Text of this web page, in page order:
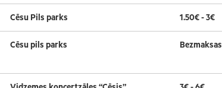
Cēsu Pils parks 1.50€ - 3€
Cēsu pils parks Bezmaksas